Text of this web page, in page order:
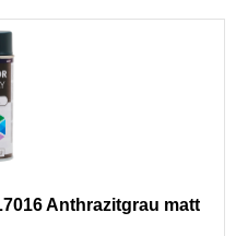
Anthrazitgrau matt